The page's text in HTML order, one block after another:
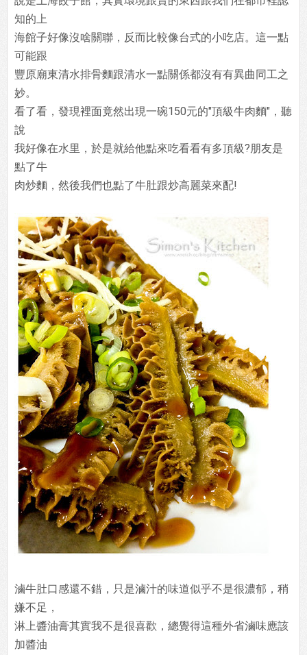
知的上
海館子好像沒啥關聯，反而比較像台式的小吃店。這一點
可能跟
豐原廟東清水排骨麵跟清水一點關係都沒有有異曲同工之
妙。
看了看，發現裡面竟然出現一碗150元的"頂級牛肉麵"，聽
說
我好像在水里，於是就給他點來吃看看有多頂級?朋友是
點了牛
肉炒麵，然後我們也點了牛肚跟炒高麗菜來配!
滷牛肚口感還不錯，只是滷汁的味道似乎不是很濃郁，稍
嫌不足，
淋上醬油膏其實我不是很喜歡，總覺得這種外省滷味應該
加醬油